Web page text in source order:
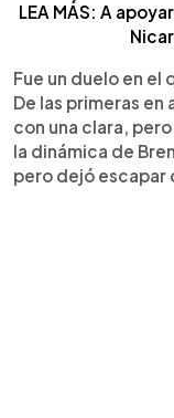
LEA MÁS: A
Fue un duelo en el
De las primeras en
con una clara,
la dinámica de
pero dejó escapar